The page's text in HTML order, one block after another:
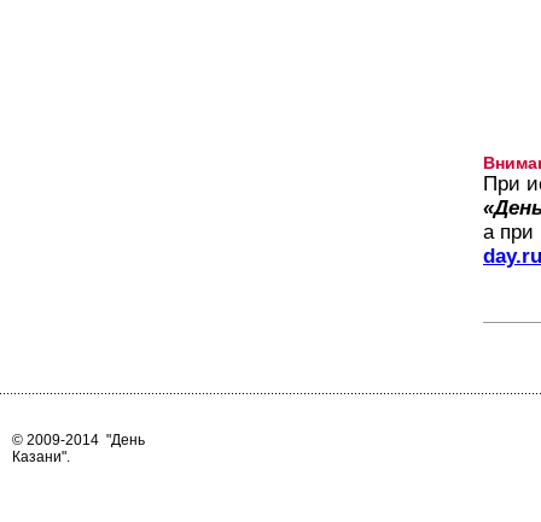
При
а при
day.ru
© 2009-2014 "День
Казани".